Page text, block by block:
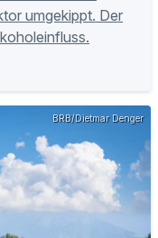
umgekippt. Der
BRB/Dietmar Denger